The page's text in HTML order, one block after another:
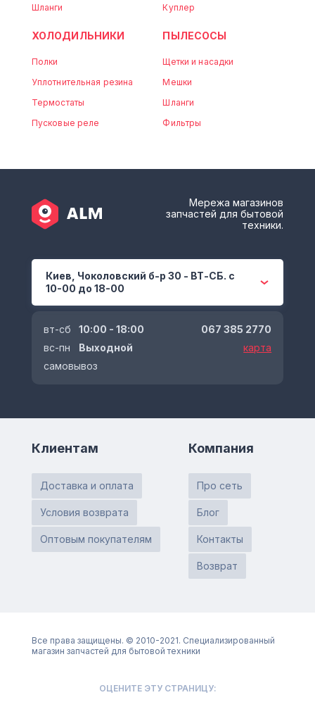
Шланги
Куплер
ХОЛОДИЛЬНИКИ
Полки
Уплотнительная резина
Термостаты
Пусковые реле
ПЫЛЕСОСЫ
Щетки и насадки
Мешки
Шланги
Фильтры
Мережа магазинов
запчастей для бытовой
техники.
Киев, Чоколовский б-р 30 - ВТ-СБ. с
10-00 до 18-00
вт-сб
10:00 - 18:00
вс-пн
Выходной
самовывоз
067 385 2770
карта
Клиентам
Доставка и оплата
Условия возврата
Оптовым покупателям
Компания
Про сеть
Блог
Контакты
Возврат
Все права защищены. © 2010-2021. Специализированный
магазин запчастей для бытовой техники
ОЦЕНИТЕ ЭТУ СТРАНИЦУ: